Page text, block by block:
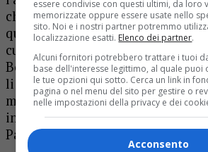
chiudo gli occhi – aveva detto
quell’occasione – rivedo tutti i
cui presto si aggiunsero quelli di
Bornate: molti di loro non sono
li ritrovo durante le mie visite al
mi soffermo con ognuno,
invitandoli a tenermi un posto
Padre».
essere condivise con questi ultimi, da loro
memorizzate oppure essere usate nello
sito. Noi e i nostri partner potremmo
localizzazione esatti. Elenco dei partner.
Alcuni fornitori potrebbero trattare i tuoi
base dell'interesse legittimo, al quale
le tue opzioni qui sotto. Cerca un link in
pagina o nel menu del sito per gestire o
nelle impostazioni della privacy e dei
Acconsento